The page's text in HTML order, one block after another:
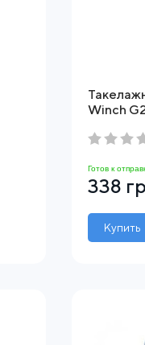
Winch
Готов к
338
Купить